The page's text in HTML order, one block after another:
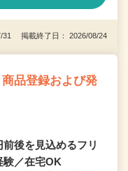
31 掲載終了日： 2026/08/24
品登録および発
前後を見込めるフリ
験／在宅OK